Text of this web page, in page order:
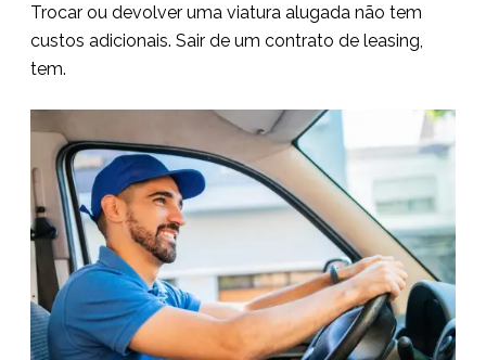
Trocar ou devolver uma viatura alugada não tem
custos adicionais. Sair de um contrato de leasing,
tem.